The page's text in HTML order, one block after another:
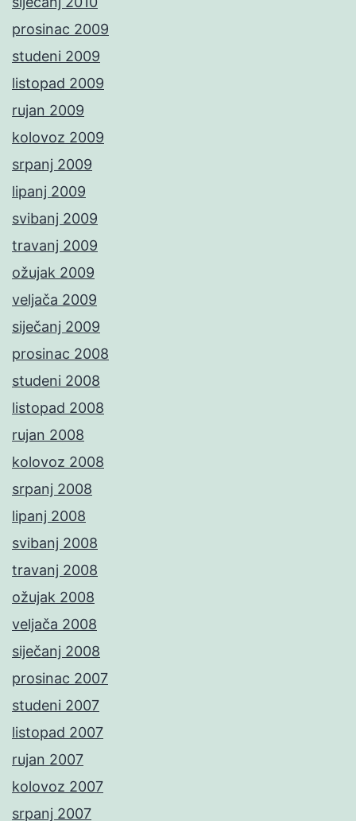
prosinac 2009
studeni 2009
listopad 2009
rujan 2009
kolovoz 2009
srpanj 2009
lipanj 2009
svibanj 2009
travanj 2009
ožujak 2009
veljača 2009
siječanj 2009
prosinac 2008
studeni 2008
listopad 2008
rujan 2008
kolovoz 2008
srpanj 2008
lipanj 2008
svibanj 2008
travanj 2008
ožujak 2008
veljača 2008
siječanj 2008
prosinac 2007
studeni 2007
listopad 2007
rujan 2007
kolovoz 2007
srpanj 2007